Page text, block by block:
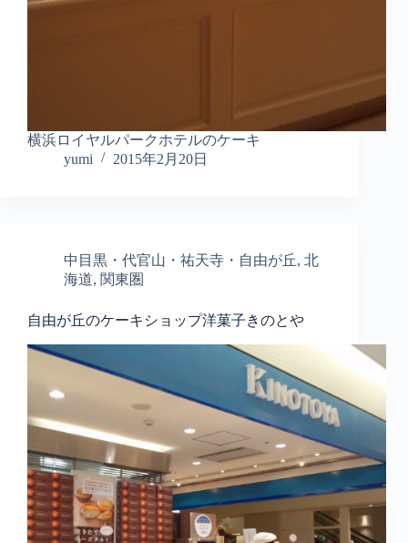
横浜ロイヤルパークホテルのケーキ
yumi
2015年2月20日
中目黒・代官山・祐天寺・自由が丘, 北
海道, 関東圏
自由が丘のケーキショップ洋菓子きのとや